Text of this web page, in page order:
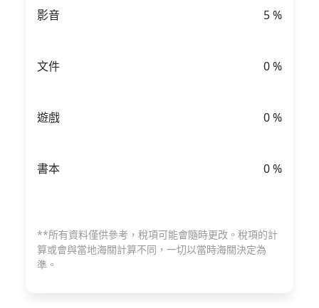
影音 5%
文件 0%
遊戲 0%
書本 0%
**所有資料僅供參考，稅項可能會隨時更改。稅項的計
算或會與當地海關計算不同，一切以當時海關決定為
準。